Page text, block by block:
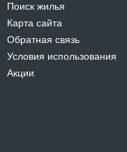
Поиск жилья
Карта сайта
Обратная связь
Условия использования
Акции